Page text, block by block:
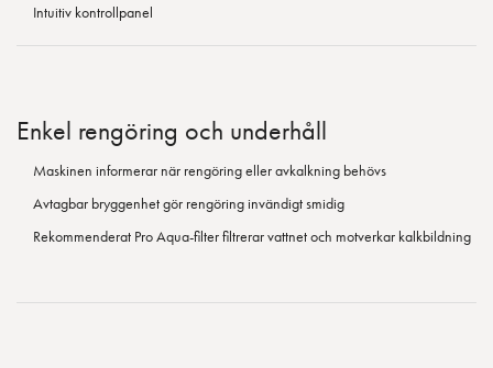
Intuitiv kontrollpanel
Enkel rengöring och underhåll
Maskinen informerar när rengöring eller avkalkning behövs
Avtagbar bryggenhet gör rengöring invändigt smidig
Rekommenderat Pro Aqua-filter filtrerar vattnet och motverkar kalkbildning